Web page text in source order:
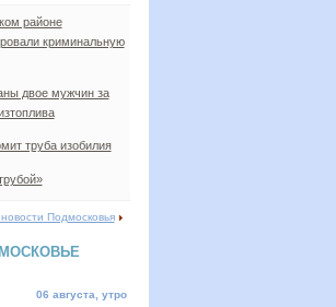
районе
криминальную
двое мужчин за
труба изобилия
Подмосковья
06 августа, утро